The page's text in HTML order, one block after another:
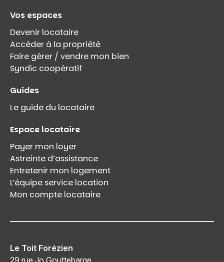
Vos espaces
Devenir locataire
Accéder à la propriété
Faire gérer / vendre mon bien
Syndic coopératif
Guides
Le guide du locataire
Espace locataire
Payer mon loyer
Astreinte d’assistance
Entretenir mon logement
L’équipe service location
Mon compte locataire
Le Toit Forézien